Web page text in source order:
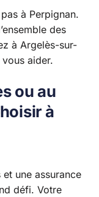
à Perpignan.
des
à Argelès-sur-
aider.
ou au
à
une assurance
défi. Votre